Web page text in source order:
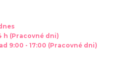
h (Pracovné dni)
9:00 - 17:00 (Pracovné dni)